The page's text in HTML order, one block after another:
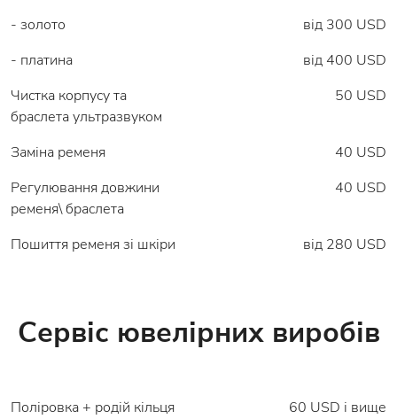
- золото
від 300 USD
- платина
від 400 USD
Чистка корпусу та
браслета ультразвуком
50 USD
Заміна ременя
40 USD
Регулювання довжини
ременя\ браслета
40 USD
Пошиття ременя зі шкіри від 280 USD
Сервіс ювелірних виробів
Поліровка + родій кільця
60 USD і вище